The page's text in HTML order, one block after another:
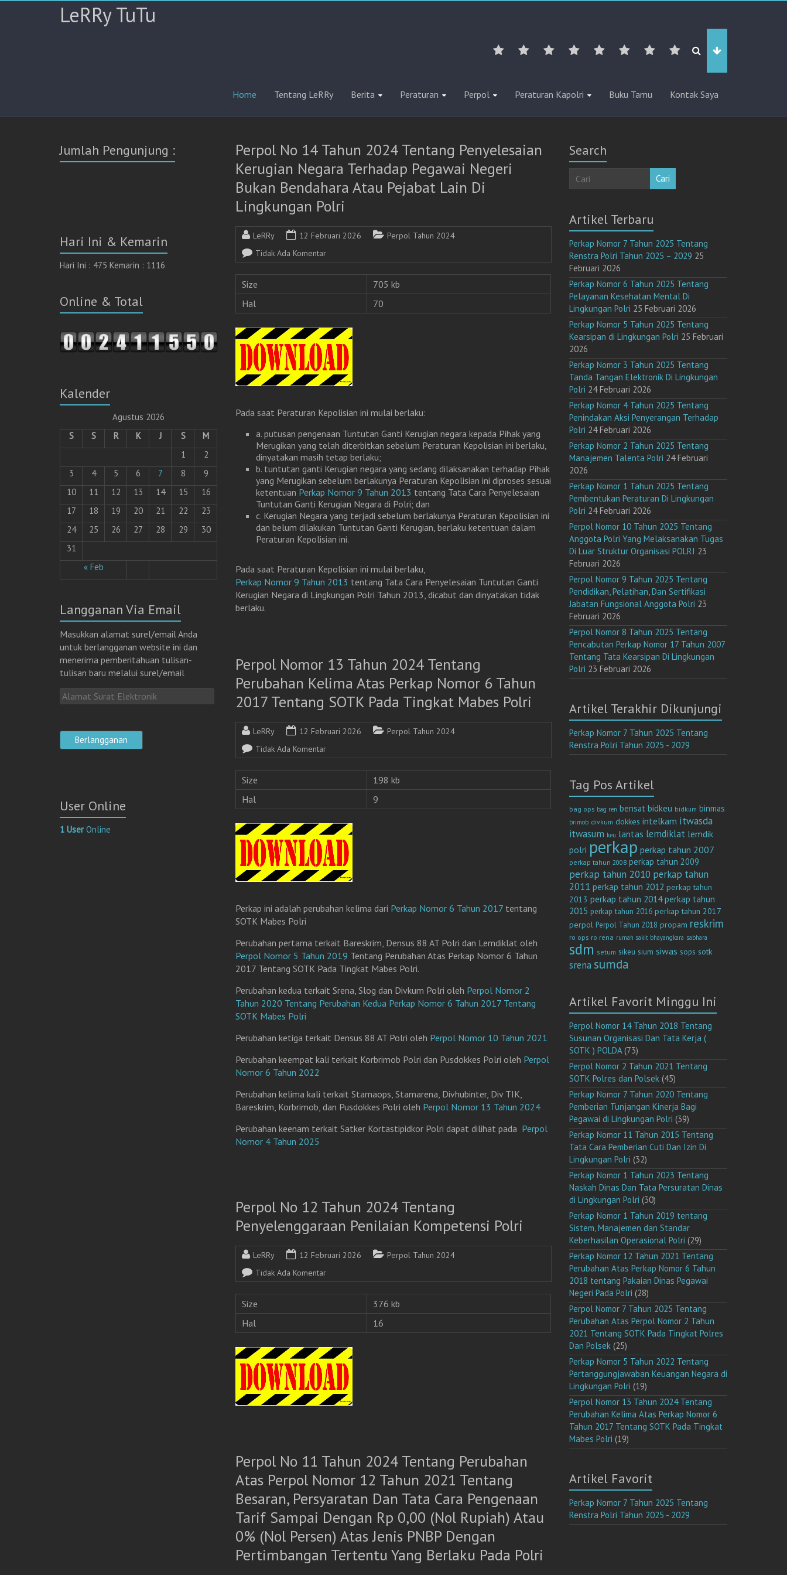
LeRRy TuTu
Home Tentang LeRRy Berita Peraturan Perpol Peraturan Kapolri Buku Tamu Kontak Saya
Perpol No 14 Tahun 2024 Tentang Penyelesaian
Kerugian Negara Terhadap Pegawai Negeri
Bukan Bendahara Atau Pejabat Lain Di
Lingkungan Polri
LeRRy 12 Februari 2026
Perpol Tahun 2024
Tidak Ada Komentar
Size
705 kb
Hal
70
Pada saat Peraturan Kepolisian ini mulai berlaku:
a. putusan pengenaan Tuntutan Ganti Kerugian negara kepada Pihak yang
Merugikan yang telah diterbitkan sebelum Peraturan Kepolisian ini berlaku,
dinyatakan masih tetap berlaku;
b. tuntutan ganti Kerugian negara yang sedang dilaksanakan terhadap Pihak
yang Merugikan sebelum berlakunya Peraturan Kepolisian ini diproses sesuai
ketentuan Perkap Nomor 9 Tahun 2013 tentang Tata Cara Penyelesaian
Tuntutan Ganti Kerugian Negara di Polri; dan
c. Kerugian Negara yang terjadi sebelum berlakunya Peraturan Kepolisian ini
dan belum dilakukan Tuntutan Ganti Kerugian, berlaku ketentuan dalam
Peraturan Kepolisian ini.
Pada saat Peraturan Kepolisian ini mulai berlaku,
Perkap Nomor 9 Tahun 2013 tentang Tata Cara Penyelesaian Tuntutan Ganti
Kerugian Negara di Lingkungan Polri Tahun 2013, dicabut dan dinyatakan tidak
berlaku.
Perpol Nomor 13 Tahun 2024 Tentang
Perubahan Kelima Atas Perkap Nomor 6 Tahun
2017 Tentang SOTK Pada Tingkat Mabes Polri
LeRRy 12 Februari 2026
Perpol Tahun 2024
Tidak Ada Komentar
Size
198 kb
Hal
9
Perkap ini adalah perubahan kelima dari Perkap Nomor 6 Tahun 2017 tentang
SOTK Mabes Polri
Perubahan pertama terkait Bareskrim, Densus 88 AT Polri dan Lemdiklat oleh
Perpol Nomor 5 Tahun 2019 Tentang Perubahan Atas Perkap Nomor 6 Tahun
2017 Tentang SOTK Pada Tingkat Mabes Polri.
Perubahan kedua terkait Srena, Slog dan Divkum Polri oleh Perpol Nomor 2
Tahun 2020 Tentang Perubahan Kedua Perkap Nomor 6 Tahun 2017 Tentang
SOTK Mabes Polri
Perubahan ketiga terkait Densus 88 AT Polri oleh Perpol Nomor 10 Tahun 2021
Perubahan keempat kali terkait Korbrimob Polri dan Pusdokkes Polri oleh Perpol
Nomor 6 Tahun 2022
Perubahan kelima kali terkait Stamaops, Stamarena, Divhubinter, Div TIK,
Bareskrim, Korbrimob, dan Pusdokkes Polri oleh Perpol Nomor 13 Tahun 2024
Perubahan keenam terkait Satker Kortastipidkor Polri dapat dilihat pada Perpol
Nomor 4 Tahun 2025
Perpol No 12 Tahun 2024 Tentang
Penyelenggaraan Penilaian Kompetensi Polri
LeRRy 12 Februari 2026
Perpol Tahun 2024
Tidak Ada Komentar
Size
376 kb
Hal
16
Perpol No 11 Tahun 2024 Tentang Perubahan
Atas Perpol Nomor 12 Tahun 2021 Tentang
Besaran, Persyaratan Dan Tata Cara Pengenaan
Tarif Sampai Dengan Rp 0,00 (Nol Rupiah) Atau
0% (Nol Persen) Atas Jenis PNBP Dengan
Pertimbangan Tertentu Yang Berlaku Pada Polri
Jumlah Pengunjung :
Hari Ini & Kemarin
Hari Ini : 475 Kemarin : 1116
Online & Total
Kalender
Agustus 2026
S
S R K J S M
« Feb
1
2
3
4 5 6 7 8
9
10
11 12 13 14 15
16
17
18 19 20 21 22
23
24
25 26 27 28 29
30
31
Langganan Via Email
Masukkan alamat surel/email Anda
untuk berlangganan website ini dan
menerima pemberitahuan tulisan-
tulisan baru melalui surel/email
A
l
m
a
a
t
E
User Online
1 UserOnline
Search
Cari
Artikel Terbaru
Perkap Nomor 7 Tahun 2025 Tentang
Renstra Polri Tahun 2025 – 2029 25
Februari 2026
Perkap Nomor 6 Tahun 2025 Tentang
Pelayanan Kesehatan Mental Di
Lingkungan Polri 25 Februari 2026
Perkap Nomor 5 Tahun 2025 Tentang
Kearsipan di Lingkungan Polri 25 Februari
2026
Perkap Nomor 3 Tahun 2025 Tentang
Tanda Tangan Elektronik Di Lingkungan
Polri 24 Februari 2026
Perkap Nomor 4 Tahun 2025 Tentang
Penindakan Aksi Penyerangan Terhadap
Polri 24 Februari 2026
Perkap Nomor 2 Tahun 2025 Tentang
Manajemen Talenta Polri 24 Februari
2026
Perkap Nomor 1 Tahun 2025 Tentang
Pembentukan Peraturan Di Lingkungan
Polri 24 Februari 2026
Perpol Nomor 10 Tahun 2025 Tentang
Anggota Polri Yang Melaksanakan Tugas
Di Luar Struktur Organisasi POLRI 23
Februari 2026
Perpol Nomor 9 Tahun 2025 Tentang
Pendidikan, Pelatihan, Dan Sertifikasi
Jabatan Fungsional Anggota Polri 23
Februari 2026
Perpol Nomor 8 Tahun 2025 Tentang
Pencabutan Perkap Nomor 17 Tahun 2007
Tentang Tata Kearsipan Di Lingkungan
Polri 23 Februari 2026
Artikel Terakhir Dikunjungi
Perkap Nomor 7 Tahun 2025 Tentang
Renstra Polri Tahun 2025 - 2029
Tag Pos Artikel
bag ops bag ren bensat bidkeu bidkum binmas
brimob divkum dokkes intelkam itwasda
itwasum keu lantas lemdiklat lemdik
polri perkap perkap tahun 2007
perkap tahun 2008 perkap tahun 2009
perkap tahun 2010 perkap tahun
2011 perkap tahun 2012 perkap tahun
2013 perkap tahun 2014 perkap tahun
2015 perkap tahun 2016 perkap tahun 2017
perpol Perpol Tahun 2018 propam reskrim
ro ops ro rena rumah sakit bhayangkara sabhara
sdm setum sikeu sium siwas sops sotk
srena sumda
Artikel Favorit Minggu Ini
Perpol Nomor 14 Tahun 2018 Tentang
Susunan Organisasi Dan Tata Kerja (
SOTK ) POLDA(73)
Perpol Nomor 2 Tahun 2021 Tentang
SOTK Polres dan Polsek (45)
Perkap Nomor 7 Tahun 2020 Tentang
Pemberian Tunjangan Kinerja Bagi
Pegawai di Lingkungan Polri (39)
Perkap Nomor 11 Tahun 2015 Tentang
Tata Cara Pemberian Cuti Dan Izin Di
Lingkungan Polri (32)
Perkap Nomor 1 Tahun 2023 Tentang
Naskah Dinas Dan Tata Persuratan Dinas
di Lingkungan Polri (30)
Perkap Nomor 1 Tahun 2019 tentang
Sistem, Manajemen dan Standar
Keberhasilan Operasional Polri (29)
Perkap Nomor 12 Tahun 2021 Tentang
Perubahan Atas Perkap Nomor 6 Tahun
2018 tentang Pakaian Dinas Pegawai
Negeri Pada Polri (28)
Perpol Nomor 7 Tahun 2025 Tentang
Perubahan Atas Perpol Nomor 2 Tahun
2021 Tentang SOTK Pada Tingkat Polres
Dan Polsek (25)
Perkap Nomor 5 Tahun 2022 Tentang
Pertanggungjawaban Keuangan Negara di
Lingkungan Polri (19)
Perpol Nomor 13 Tahun 2024 Tentang
Perubahan Kelima Atas Perkap Nomor 6
Tahun 2017 Tentang SOTK Pada Tingkat
Mabes Polri (19)
Artikel Favorit
Perkap Nomor 7 Tahun 2025 Tentang
Renstra Polri Tahun 2025 - 2029